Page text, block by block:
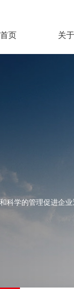
首页 关
科学的管理促进企